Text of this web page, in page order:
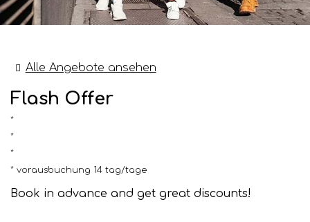
Alle Angebote ansehen
Flash Offer
vorausbuchung 14 tag/tage
Book in advance and get great discounts!